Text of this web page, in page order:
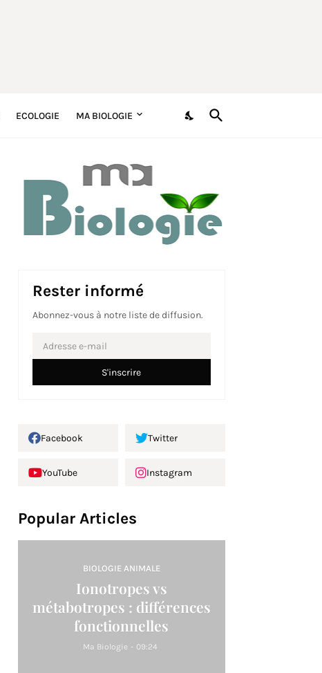
ECOLOGIE MA BIOLOGIE
Rester informé
Abonnez-vous à notre liste de diffusion.
Facebook Twitter
YouTube Instagram
Popular Articles
BIOLOGIE ANIMALE
Ionotropes vs
métabotropes : différences
fonctionnelles
Ma Biologie - 09:24